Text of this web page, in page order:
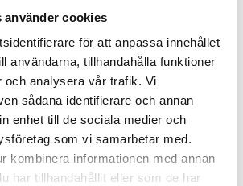
använder cookies
för att anpassa innehållet
användarna, tillhandahålla funktioner
och analysera vår trafik. Vi
sådana identifierare och annan
enhet till de sociala medier och
som vi samarbetar med.
kombinera informationen med annan
har tillhandahållit eller som de har
märket och industriavtalet
2025 ska industrins parter